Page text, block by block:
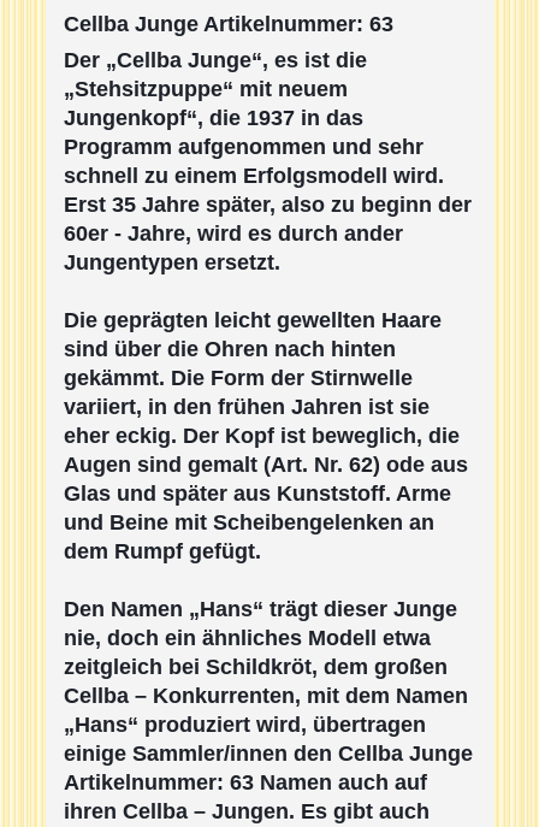
Cellba Junge Artikelnummer: 63
Der „Cellba Junge“, es ist die
„Stehsitzpuppe“ mit neuem
Jungenkopf“, die 1937 in das
Programm aufgenommen und sehr
schnell zu einem Erfolgsmodell wird.
Erst 35 Jahre später, also zu beginn der
60er - Jahre, wird es durch ander
Jungentypen ersetzt.
Die geprägten leicht gewellten Haare
sind über die Ohren nach hinten
gekämmt. Die Form der Stirnwelle
variiert, in den frühen Jahren ist sie
eher eckig. Der Kopf ist beweglich, die
Augen sind gemal t (Art. Nr. 62) ode aus
Glas und später aus Kunststoff. Arme
und Beine mit Scheibengelenken an
dem Rumpf gefügt.
Den Namen „Hans“ trägt dieser Junge
nie, doch ein ähnliches Modell etwa
zeitgleich bei Schildkröt, dem großen
Cellba – Konkurrenten, mit dem Namen
„Hans“ produziert wird, übertragen
einige Sammler/innen den Cellba Junge
Artikelnummer: 63 Namen auch auf
ihren Cellba – Jungen. Es gibt auch